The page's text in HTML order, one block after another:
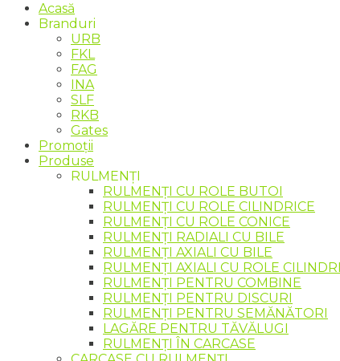
Acasă
Branduri
URB
FKL
FAG
INA
SLF
RKB
Gates
Promoții
Produse
RULMENȚI
RULMENȚI CU ROLE BUTOI
RULMENȚI CU ROLE CILINDRICE
RULMENȚI CU ROLE CONICE
RULMENȚI RADIALI CU BILE
RULMENȚI AXIALI CU BILE
RULMENȚI AXIALI CU ROLE
RULMENȚI PENTRU COMBINE
RULMENȚI PENTRU DISCURI
RULMENȚI PENTRU SEMĂNĂTORI
LAGĂRE PENTRU TĂVĂLUGI
RULMENȚI ÎN CARCASE